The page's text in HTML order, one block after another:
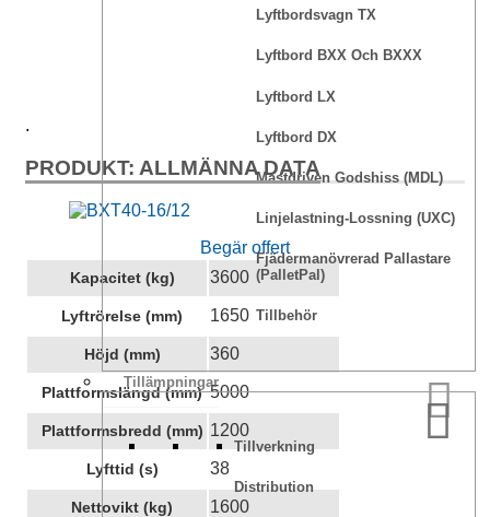
Lyftbordsvagn TX
Lyftbord BXX Och BXXX
Lyftbord LX
Lyftbord DX
Mastdriven Godshiss (MDL)
Linjelastning-Lossning (UXC)
Fjädermanövrerad Pallastare
(PalletPal)
Tillbehör
Tillämpningar
Tillverkning
Distribution
.
PRODUKT: ALLMÄNNA DATA
Begär offert
Kapacitet (kg) 3600
Lyftrörelse (mm) 1650
Höjd (mm) 360
Plattformslängd (mm) 5000
Plattformsbredd (mm) 1200
Lyfttid (s) 38
Nettovikt (kg) 1600